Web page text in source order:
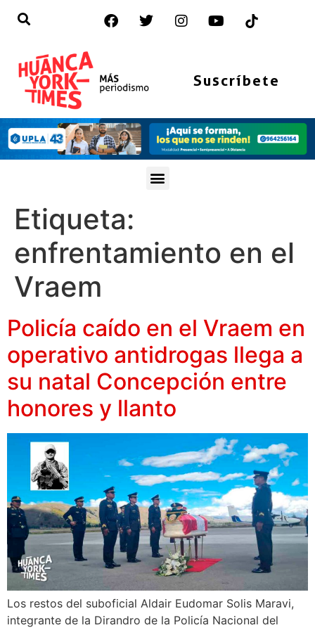
Suscríbete
Etiqueta:
enfrentamiento en el
Vraem
Policía caído en el Vraem en
operativo antidrogas llega a
su natal Concepción entre
honores y llanto
Los restos del suboficial Aldair Eudomar Solis Maravi,
integrante de la Dirandro de la Policía Nacional del